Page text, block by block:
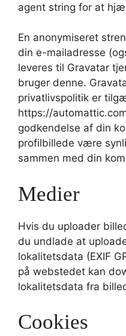
agent string for at
En anonymiseret
din e-mailadresse
leveres til Gravatar
bruger denne.
privatlivspolitik er
https://
godkendelse af din
profilbillede være
sammen med din
Medier
Hvis du uploader
du undlade at
lokalitetsdata (EXIF
på webstedet kan
lokalitetsdata fra
Cookies